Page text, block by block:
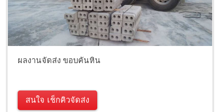
ผลงานจัดส่ง ขอบคันหิน
สนใจ เช็กคิวจัดส่ง